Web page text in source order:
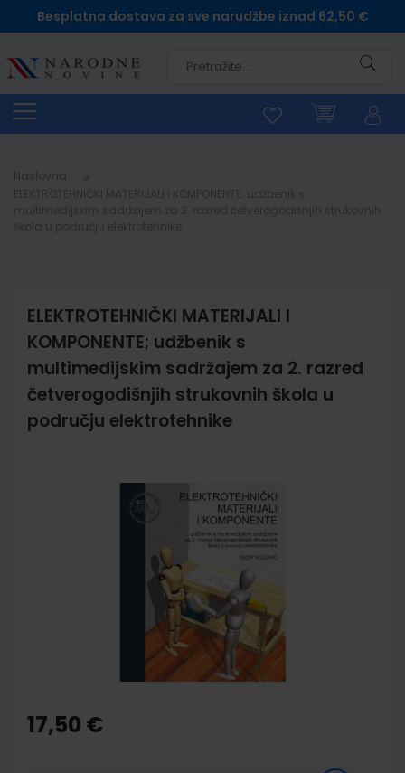
Besplatna dostava za sve narudžbe iznad 62,50 €
Naslovna
ELEKTROTEHNIČKI MATERIJALI I
KOMPONENTE; udžbenik s
multimedijskim sadržajem za 2. razred
četverogodišnjih strukovnih škola u
području elektrotehnike
the
beginning
17,50 €